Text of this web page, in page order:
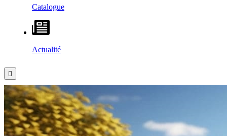
Catalogue
Actualité